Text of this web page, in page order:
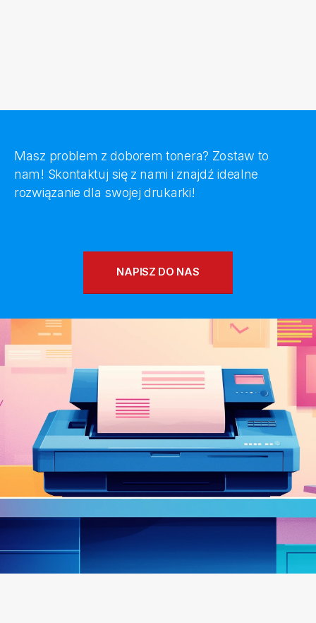
Masz problem z doborem tonera? Zostaw to
nam! Skontaktuj się z nami i znajdź idealne
rozwiązanie dla swojej drukarki!
NAPISZ DO NAS